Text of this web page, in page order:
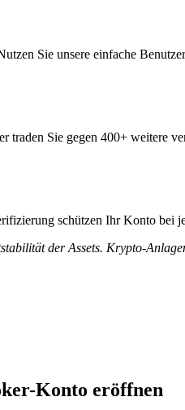
Sie unsere einfache
traden Sie gegen 400+ weitere
schützen Ihr Konto bei
der Assets. Krypto-
Konto eröffnen